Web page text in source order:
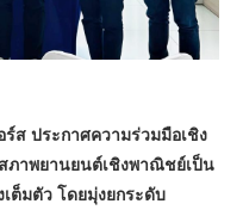
ส ประกาศความร่วมมือเชิง
ภาพยานยนต์เชิงพาณิชย์เป็น
เต็มตัว โดยมุ่งยกระดับ